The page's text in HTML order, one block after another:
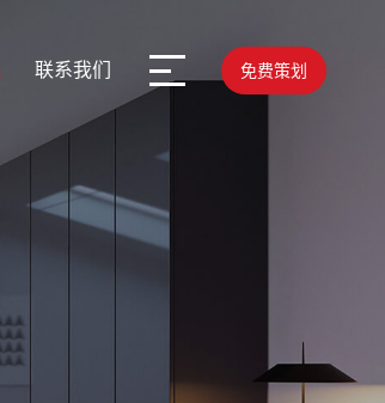
联系我们 免费策划